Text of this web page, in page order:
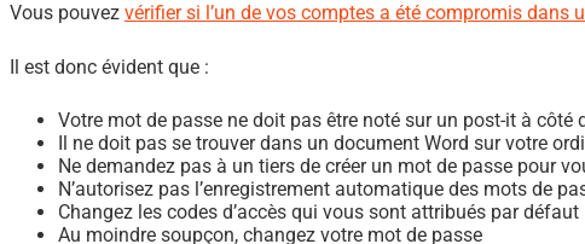
Vous pouvez vérifier si l’un de vos comptes a été compromis dans
Il est donc évident que :
Votre mot de passe ne doit pas être noté sur un post-it à côté
Il ne doit pas se trouver dans un document Word sur votre
Ne demandez pas à un tiers de créer un mot de passe pour
N’autorisez pas l’enregistrement automatique des mots de
Changez les codes d’accès qui vous sont attribués par défaut
Au moindre soupçon, changez votre mot de passe